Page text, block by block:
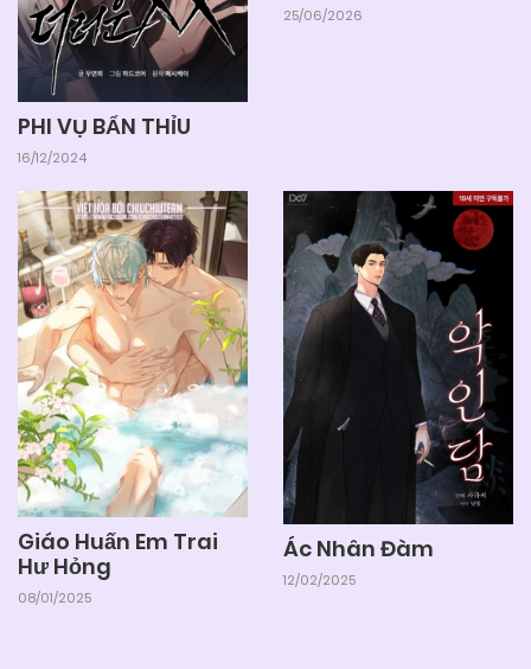
PHI VỤ BẨN THỈU
16/12/2024
25/06/2026
Giáo Huấn Em Trai
Hư Hỏng
08/01/2025
Ác Nhân Đàm
12/02/2025